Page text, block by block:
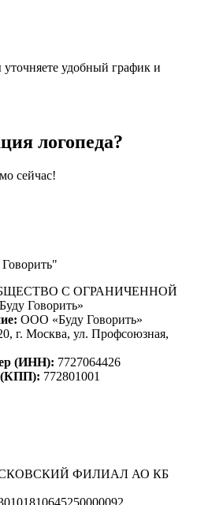
уточняете удобный график и
логопеда?
сейчас!
С ОГРАНИЧЕННОЙ
Говорить»
ООО «Буду Говорить»
г. Москва, ул. Профсоюзная,
(ИНН): 7727064426
(КПП): 772801001
ФИЛИАЛ АО КБ